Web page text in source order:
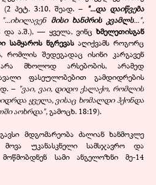
(2 პეტ. 3:10, შეად. – "...და დაიწვება
"...იხილავენ მისი ხანძრის კვამლს...",
და ა.შ.), — ყველა, ვინცხმელეთისგან
სამყაროს ნგრევასაღიქვამს როგორც
რომლის შედეგადაც ისინი კარგავენ
მხოლოდ არსებობის, არამედ
ფასეულობებით გამდიდრების
– "ვაი, ვაი, დიდო ქალაქო, რომლის
ყველა, ვისაც ხომალდი ჰქონდა
აოხრდა",გამოცხ. 18:19).
მდგომარეობა ძალიან ხანმოკლე
უკანასკნელი სამსჯავრო და
სამი ანგელოზნი მე-14